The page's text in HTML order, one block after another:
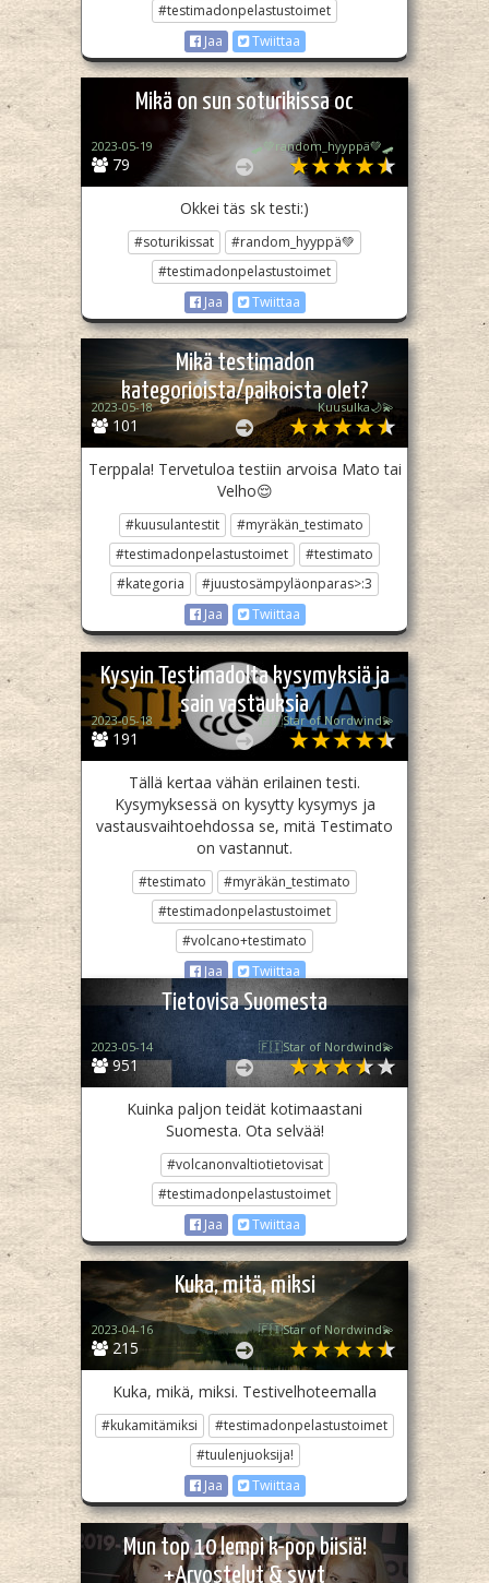
#testimadonpelastustoimet
Jaa
Twiittaa
Mikä on sun soturikissa oc
79
2023-05-19 🛹💚random_hyyppä💚🛹
Okkei täs sk testi:)
#soturikissat
#random_hyyppä💚
#testimadonpelastustoimet
Jaa
Twiittaa
Mikä testimadon
kategorioista/paikoista olet?
101
2023-05-18 Kuusulka🌙💫
Terppala! Tervetuloa testiin arvoisa Mato tai
Velho😌
#kuusulantestit
#myräkän_testimato
#testimadonpelastustoimet
#testimato
#kategoria
#juustosämpyläonparas>:3
Jaa
Twiittaa
Kysyin Testimadolta kysymyksiä ja
sain vastauksia
191
2023-05-18 🇫🇮Star of Nordwind💫
Tällä kertaa vähän erilainen testi.
Kysymyksessä on kysytty kysymys ja
vastausvaihtoehdossa se, mitä Testimato
on vastannut.
#testimato
#myräkän_testimato
#testimadonpelastustoimet
#volcano+testimato
Jaa
Twiittaa
Tietovisa Suomesta
951
2023-05-14 🇫🇮Star of Nordwind💫
Kuinka paljon teidät kotimaastani
Suomesta. Ota selvää!
#volcanonvaltiotietovisat
#testimadonpelastustoimet
Jaa
Twiittaa
Kuka, mitä, miksi
215
2023-04-16 🇫🇮Star of Nordwind💫
Kuka, mikä, miksi. Testivelhoteemalla
#kukamitämiksi
#testimadonpelastustoimet
#tuulenjuoksija!
Jaa
Twiittaa
Mun top 10 lempi k-pop biisiä!
+Arvostelut & syyt